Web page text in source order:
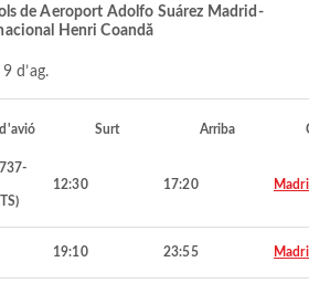
de Aeroport Adolfo Suárez Madrid-
Henri Coandă
d’ag.
Surt Arriba
12:30 17:20
19:10 23:55